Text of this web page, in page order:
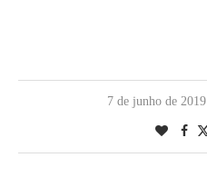
7 de junho de 2019